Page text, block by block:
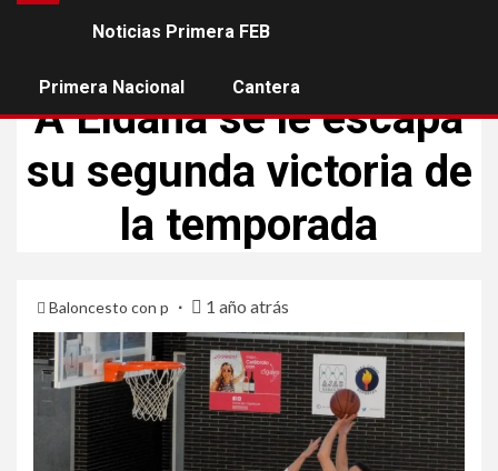
Noticias Primera FEB
Primera Nacional Cantera
A Eldana se le escapa
su segunda victoria de
la temporada
Baloncesto con p 1 año atrás